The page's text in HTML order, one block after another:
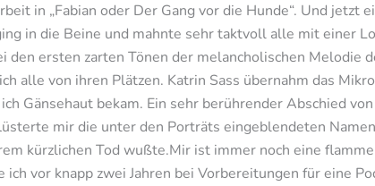
in „Fabian oder Der Gang vor die Hunde“. Und jetzt
in die Beine und mahnte sehr taktvoll alle mit einer
den ersten zarten Tönen der melancholischen Melodie
alle von ihren Plätzen. Katrin Sass übernahm das
Gänsehaut bekam. Ein sehr berührender Abschied
mir die unter den Porträts eingeblendeten
kürzlichen Tod wußte.Mir ist immer noch eine
vor knapp zwei Jahren bei Vorbereitungen für eine